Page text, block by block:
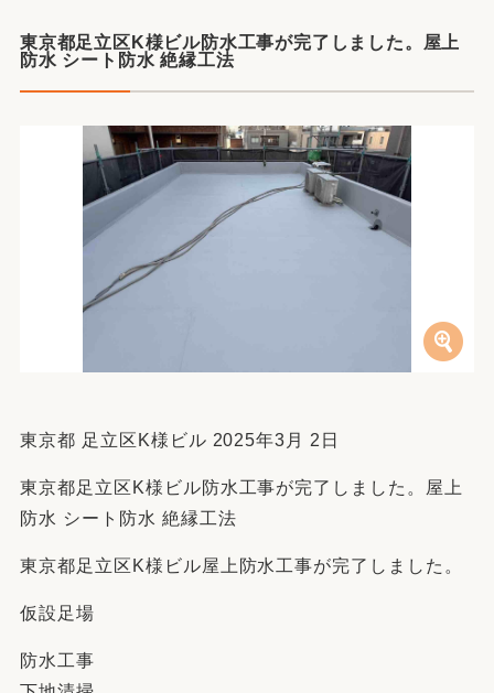
東京都足立区K様ビル防水工事が完了しました。屋上
防水 シート防水 絶縁工法
東京都 足立区K様ビル 2025年3月 2日
東京都足立区K様ビル防水工事が完了しました。屋上
防水 シート防水 絶縁工法
東京都足立区K様ビル屋上防水工事が完了しました。
仮設足場
防水工事